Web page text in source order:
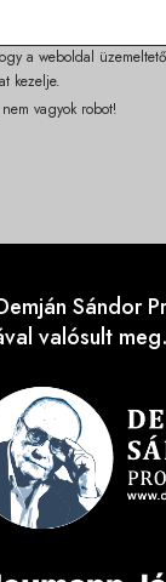
a weboldal
kezelje.
vagyok robot!
Sándor
valósult meg.